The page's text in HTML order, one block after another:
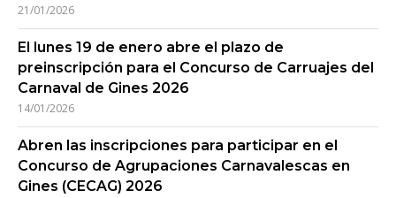
21/01/2026
El lunes 19 de enero abre el plazo de
preinscripción para el Concurso de Carruajes del
Carnaval de Gines 2026
14/01/2026
Abren las inscripciones para participar en el
Concurso de Agrupaciones Carnavalescas en
Gines (CECAG) 2026